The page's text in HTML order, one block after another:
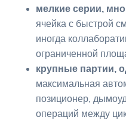
мелкие серии,
ячейка с быстрой
иногда
ограниченной
крупные партии,
максимальная
позиционер,
операций между